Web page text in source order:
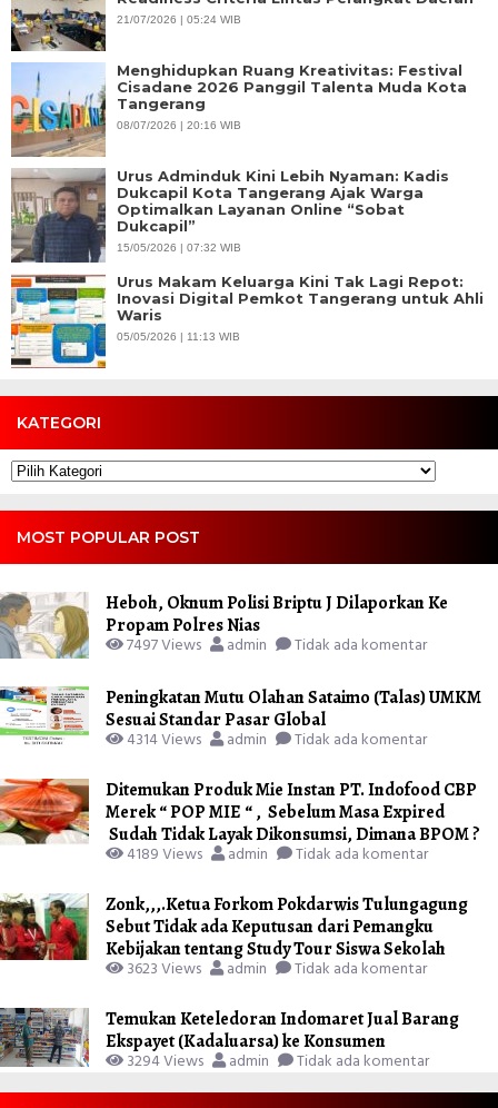
21/07/2026 | 05:24 WIB
Menghidupkan Ruang Kreativitas: Festival
Cisadane 2026 Panggil Talenta Muda Kota
Tangerang
08/07/2026 | 20:16 WIB
Urus Adminduk Kini Lebih Nyaman: Kadis
Dukcapil Kota Tangerang Ajak Warga
Optimalkan Layanan Online “Sobat
Dukcapil”
15/05/2026 | 07:32 WIB
Urus Makam Keluarga Kini Tak Lagi Repot:
Inovasi Digital Pemkot Tangerang untuk Ahli
Waris
05/05/2026 | 11:13 WIB
KATEGORI
Kategori
MOST POPULAR POST
Heboh, Oknum Polisi Briptu J Dilaporkan Ke
Propam Polres Nias
7497 Views admin Tidak ada komentar
Peningkatan Mutu Olahan Sataimo (Talas) UMKM
Sesuai Standar Pasar Global
4314 Views admin Tidak ada komentar
Ditemukan Produk Mie Instan PT. Indofood CBP
Merek “ POP MIE “ , Sebelum Masa Expired
Sudah Tidak Layak Dikonsumsi, Dimana BPOM ?
4189 Views admin Tidak ada komentar
Zonk,,,.Ketua Forkom Pokdarwis Tulungagung
Sebut Tidak ada Keputusan dari Pemangku
Kebijakan tentang Study Tour Siswa Sekolah
3623 Views admin Tidak ada komentar
Temukan Keteledoran Indomaret Jual Barang
Ekspayet (Kadaluarsa) ke Konsumen
3294 Views admin Tidak ada komentar